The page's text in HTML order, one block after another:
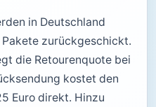
in Deutschland
zurückgeschickt.
die Retourenquote bei
kostet den
Euro direkt. Hinzu